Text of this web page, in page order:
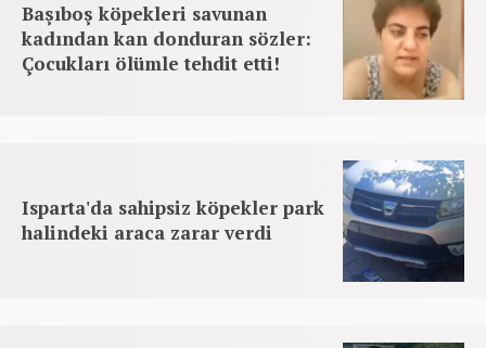
Başıboş köpekleri savunan
kadından kan donduran sözler:
Çocukları ölümle tehdit etti!
Isparta'da sahipsiz köpekler park
halindeki araca zarar verdi